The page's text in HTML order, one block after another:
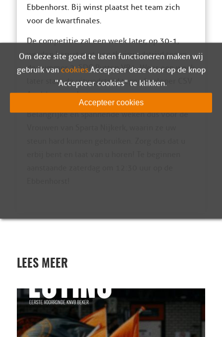
Ebbenhorst. Bij winst plaatst het team zich
voor de kwartfinales.
De competitie zal een week later, op 30-1,
worden hervat met een thuiswedstrijd tegen
de nummer 2, SDC Putten VR1. Weer een week
later staat de uitwedstrijd tegen koploper CSV
Apeldoorn op het programma.
Belangrijke en spannende weken dus voor de
LEES MEER
Om deze site goed te laten functioneren maken wij
gebruik van cookies. Accepteer deze door op de knop
"Accepteer cookies" te klikken.
Accepteer cookies